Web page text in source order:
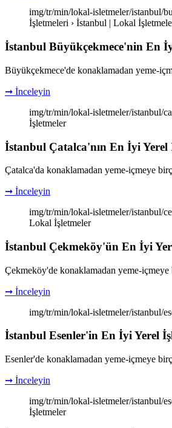
img/tr/min/lokal-isletmeler/istanbul/
İşletmeleri › İstanbul | Lokal
İstanbul Büyükçekmece'nin En
Büyükçekmece'de konaklamadan yeme-
➞ İnceleyin
img/tr/min/lokal-isletmeler/istanbul/
İşletmeler
İstanbul Çatalca'nın En İyi Yerel
Çatalca'da konaklamadan yeme-içmeye
➞ İnceleyin
img/tr/min/lokal-isletmeler/istanbul/
Lokal İşletmeler
İstanbul Çekmeköy'ün En İyi
Çekmeköy'de konaklamadan yeme-
➞ İnceleyin
img/tr/min/lokal-isletmeler/istanbul/
İstanbul Esenler'in En İyi Yerel
Esenler'de konaklamadan yeme-içmeye
➞ İnceleyin
img/tr/min/lokal-isletmeler/istanbul/
İşletmeler